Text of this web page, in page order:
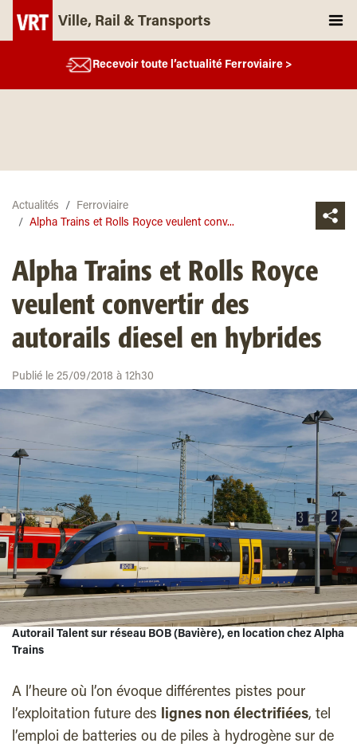
Ville, Rail & Transports
Recevoir toute l’actualité Ferroviaire >
Actualités
Ferroviaire
Alpha Trains et Rolls Royce veulent conv...
Alpha Trains et Rolls Royce
veulent convertir des
autorails diesel en hybrides
Publié le 25/09/2018 à 12h30
Autorail Talent sur réseau BOB (Bavière), en location chez Alpha
Trains
A l’heure où l’on évoque différentes pistes pour
l’exploitation future des lignes non électrifiées, tel
l’emploi de batteries ou de piles à hydrogène sur de